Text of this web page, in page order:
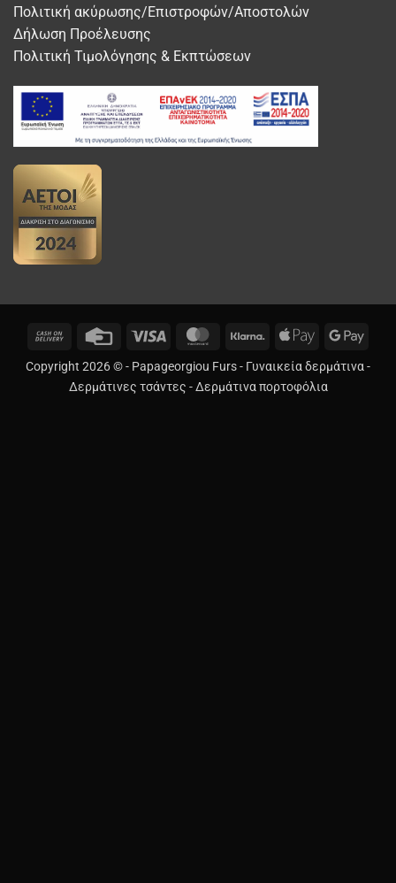
Πολιτική ακύρωσης/Επιστροφών/Αποστολών
Δήλωση Προέλευσης
Πολιτική Τιμολόγησης & Εκπτώσεων
Cash
Delivery
Credit
Visa MasterCardKlarna
Apple
Copyright 2026 © - Papageorgiou Furs- Γυναικεία δερμάτινα-
Δερμάτινες τσάντες -Δερμάτινα πορτοφόλια